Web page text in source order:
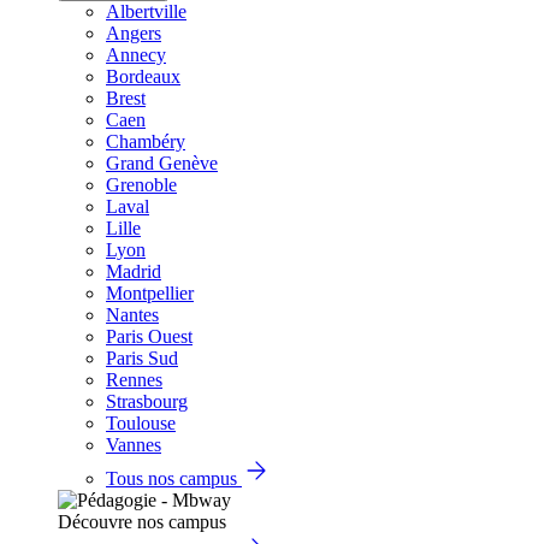
Albertville
Angers
Annecy
Bordeaux
Brest
Caen
Chambéry
Grand Genève
Grenoble
Laval
Lille
Lyon
Madrid
Montpellier
Nantes
Paris Ouest
Paris Sud
Rennes
Strasbourg
Toulouse
Vannes
Tous nos campus
Découvre nos campus